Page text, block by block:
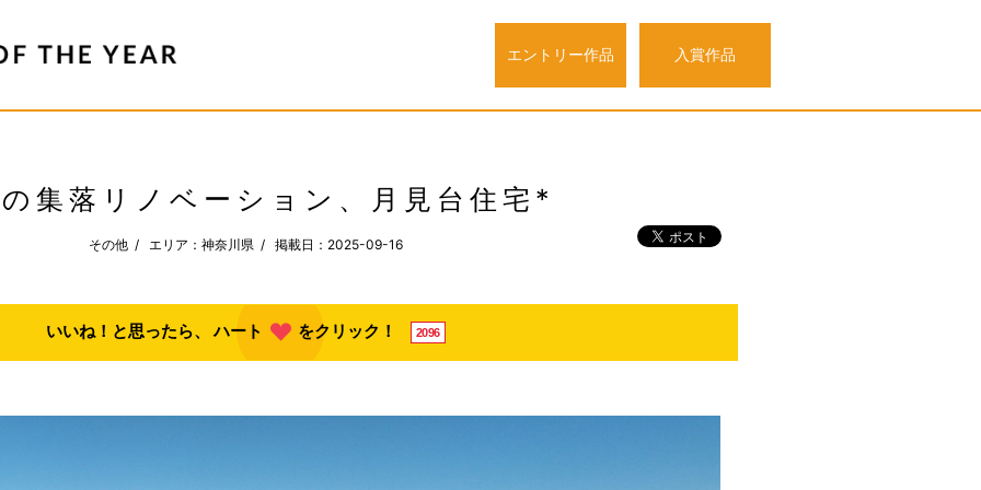
エントリー作品 入賞作品
集落リノベーション、月見台住宅*
その他 / エリア：神奈川県 / 掲載日：2025-09-16
いいね！と思ったら、 ハート をクリック！ 2096